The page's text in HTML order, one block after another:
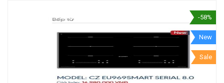
-58%
New
Sale